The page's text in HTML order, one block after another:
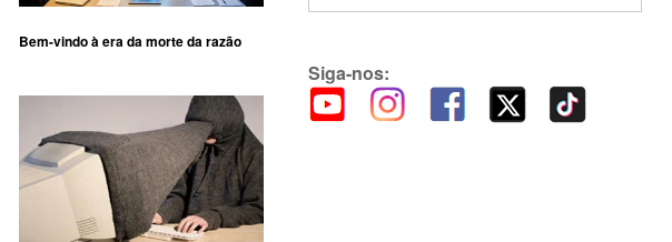
Bem-vindo à era da morte da razão
Siga-nos: